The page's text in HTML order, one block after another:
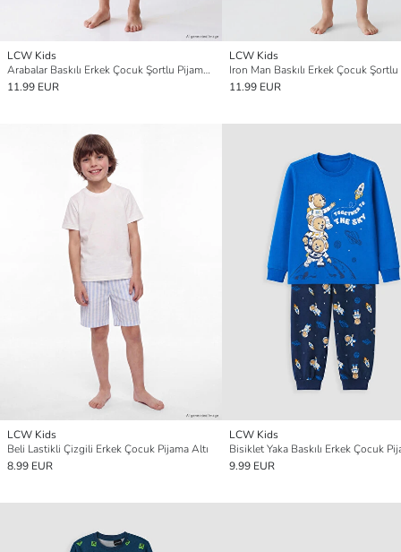
LCW Kids
Arabalar Baskılı Erkek Çocuk Şortlu Pijama Takımı
11.99 EUR
LCW Kids
11.99 EUR
LCW Kids
Beli Lastikli Çizgili Erkek Çocuk Pijama Altı
8.99 EUR
LCW Kids
9.99 EUR